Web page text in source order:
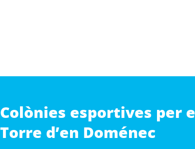
Colònies esportives per
Torre d’en Doménec